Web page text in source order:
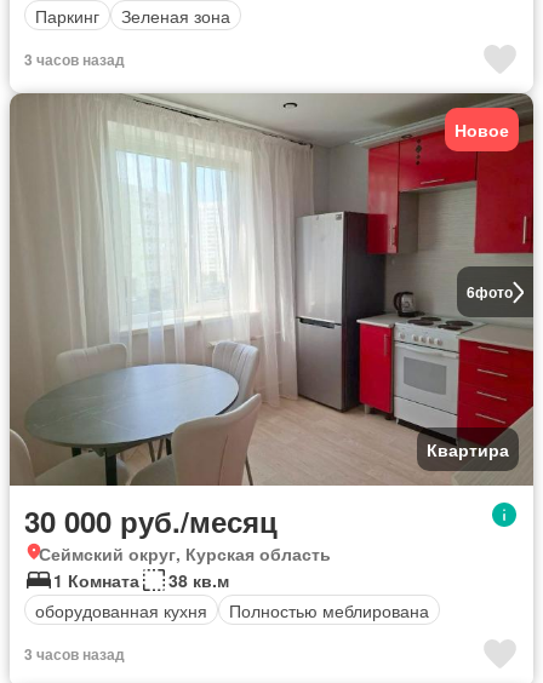
Паркинг
Зеленая зона
3 часов назад
6фото
Новое
Квартира
30 000 руб./месяц
Сеймский округ, Курская область
1 Комната
38 кв.м
оборудованная кухня
Полностью меблирована
3 часов назад